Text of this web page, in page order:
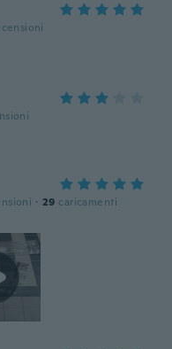
· 29 caricamenti